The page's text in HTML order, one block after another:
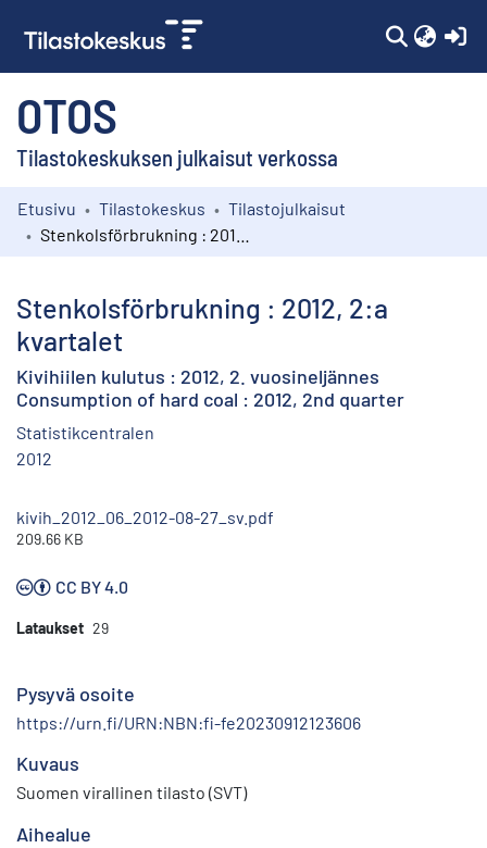
OTOS
Tilastokeskuksen julkaisut verkossa
Kokoelmat
Etusivu Tilastokeskus
Tilastojulkaisut
Stenkolsförbrukning : 2012, 2:a
kvartalet
Kivihiilen kulutus : 2012, 2. vuosineljännes
Consumption of hard coal : 2012, 2nd quarter
Statistikcentralen
2012
kivih_2012_06_2012-08-27_sv.pdf
209.66 KB
CC BY 4.0
Lataukset 29
Pysyvä osoite
https://urn.fi/URN:NBN:fi-fe20230912123606
Kuvaus
Suomen virallinen tilasto (SVT)
Aihealue